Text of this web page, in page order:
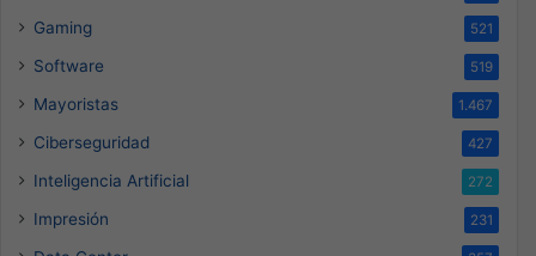
Gaming 521
Software 519
Mayoristas 1.467
Ciberseguridad 427
Inteligencia Artificial 272
Impresión 231